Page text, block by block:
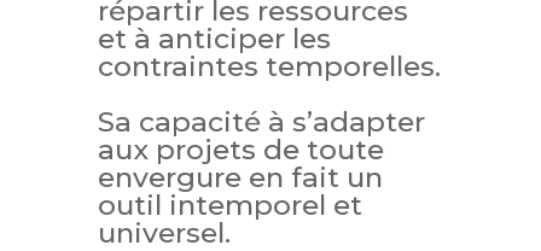
répartir les ressources
et à anticiper les
contraintes temporelles.
Sa capacité à s’adapter
aux projets de toute
envergure en fait un
outil intemporel et
universel.